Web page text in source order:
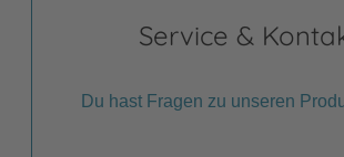
Service &
Du hast Fragen zu unseren